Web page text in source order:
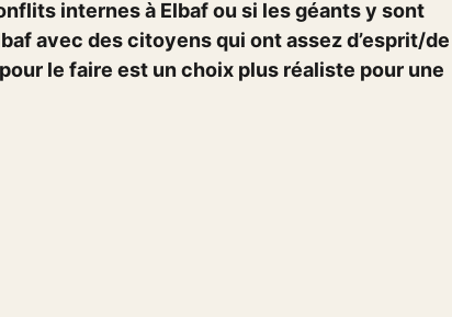
internes à Elbaf ou si les géants y sont
avec des citoyens qui ont assez d’esprit/de
le faire est un choix plus réaliste pour une